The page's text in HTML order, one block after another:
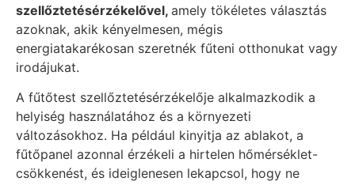
szellőztetésérzékelővel, amely tökéletes választás
azoknak, akik kényelmesen, mégis
energiatakarékosan szeretnék fűteni otthonukat vagy
irodájukat.
A fűtőtest szellőztetésérzékelője alkalmazkodik a
helyiség használatához és a környezeti
változásokhoz. Ha például kinyitja az ablakot, a
fűtőpanel azonnal érzékeli a hirtelen hőmérséklet-
csökkenést, és ideiglenesen lekapcsol, hogy ne